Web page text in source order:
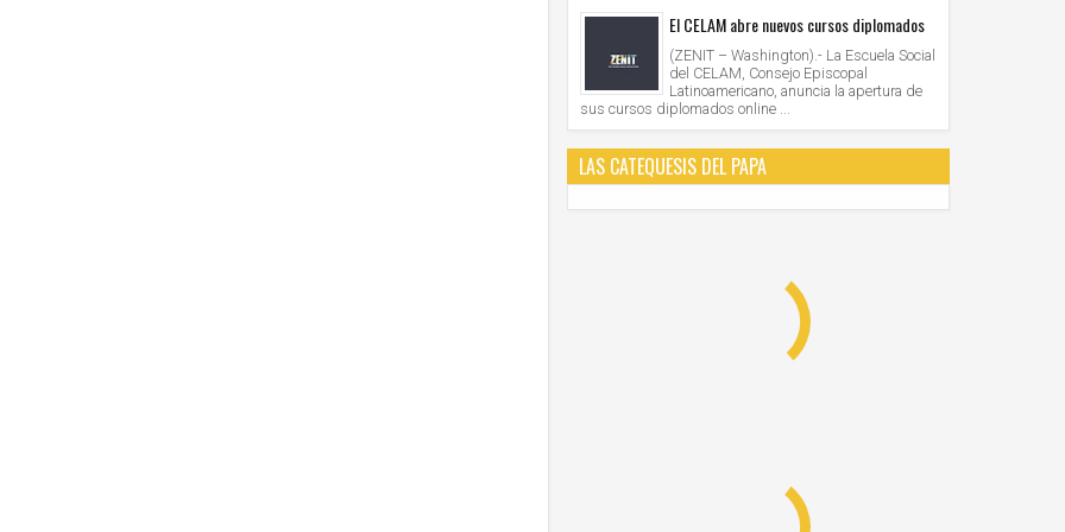
El CELAM abre nuevos cursos diplomados
(ZENIT – Washington).- La Escuela Social
del CELAM, Consejo Episcopal
Latinoamericano, anuncia la apertura de
sus cursos diplomados online ...
LAS CATEQUESIS DEL PAPA